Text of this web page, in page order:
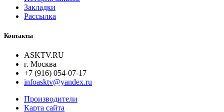
Закладки
Рассылка
Контакты
ASKTV.RU
г. Москва
+7 (916) 054-07-17
infoasktv@yandex.ru
Производители
Карта сайта